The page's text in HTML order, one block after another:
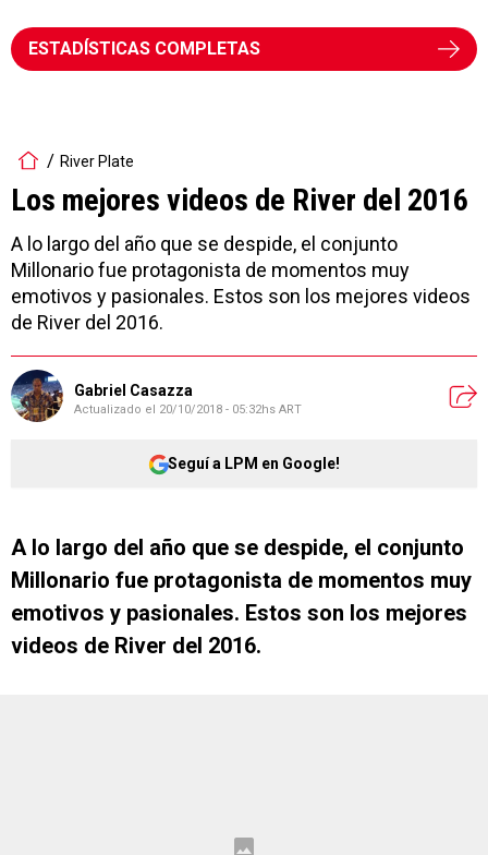
ESTADÍSTICAS COMPLETAS
River Plate
Los mejores videos de River del 2016
A lo largo del año que se despide, el conjunto
Millonario fue protagonista de momentos muy
emotivos y pasionales. Estos son los mejores videos
de River del 2016.
Gabriel Casazza
Actualizado el 20/10/2018 - 05:32hs ART
Seguí a LPM en Google!
A lo largo del año que se despide, el conjunto
Millonario fue protagonista de momentos muy
emotivos y pasionales. Estos son los mejores
videos de River del 2016.